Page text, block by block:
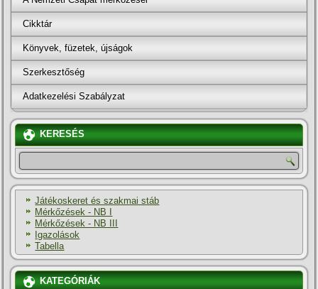
Cikktár
Könyvek, füzetek, újságok
Szerkesztőség
Adatkezelési Szabályzat
KERESÉS
Játékoskeret és szakmai stáb
Mérkőzések - NB I
Mérkőzések - NB III
Igazolások
Tabella
KATEGÓRIÁK